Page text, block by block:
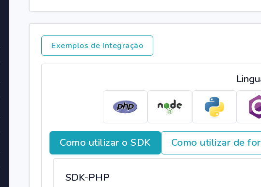
Exemplos de Integração
Como utilizar o SDK Como utilizar de
SDK-PHP